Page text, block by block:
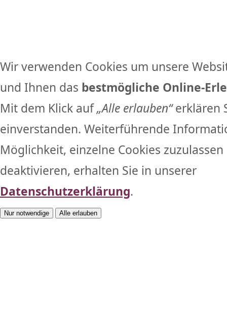
Wir verwenden Cookies um unsere
und Ihnen das bestmögliche Online-
Mit dem Klick auf„Alle erlauben“erklären
einverstanden. Weiterführende
Möglichkeit, einzelne Cookies
deaktivieren, erhalten Sie in unserer
Datenschutzerklärung.
Nur notwendige Alle erlauben